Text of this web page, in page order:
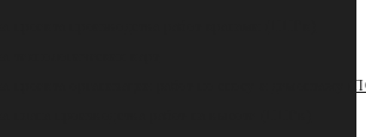
проекта организации работ по сносу и демонтажу